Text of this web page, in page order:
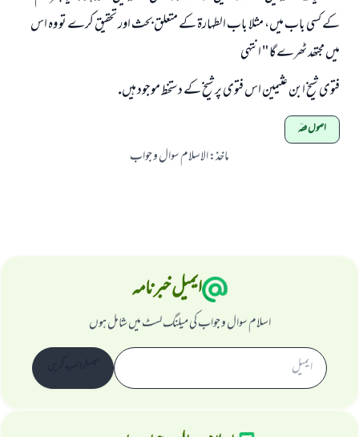
كے كسى باب ميں، مثلا باب الطہارۃ كے متعلق بحث اور تحقيق كرے تو وہ اس
ميں مجتھد ٹھرےگا " انتہى
فتوى شيخ ابن عثيمين اس فتوى پر شيخ كے دستخط موجود ہيں.
اصول فقہ
ماخذ:الاسلام سوال و جواب
ایمیل خبرنامہ
اسلام سوال و جواب کی میلنگ لسٹ میں شامل ہوں